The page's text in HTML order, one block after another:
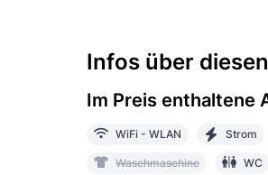
Infos über
Im Preis enthaltene
WiFi - WLAN Strom
Waschmaschine WC